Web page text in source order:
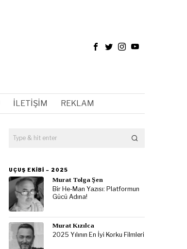
İLETIŞIM REKLAM
UÇUŞ EKIBI – 2025
Murat Tolga Şen
Bir He-Man Yazısı: Platformun
Gücü Adına!
Murat Kızılca
2025 Yılının En İyi Korku Filmleri